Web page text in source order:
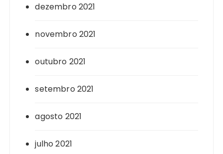
dezembro 2021
novembro 2021
outubro 2021
setembro 2021
agosto 2021
julho 2021